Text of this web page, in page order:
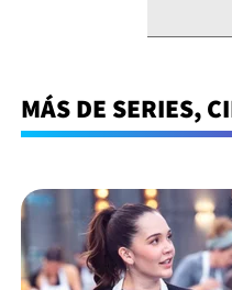
MÁS DE SERIES,